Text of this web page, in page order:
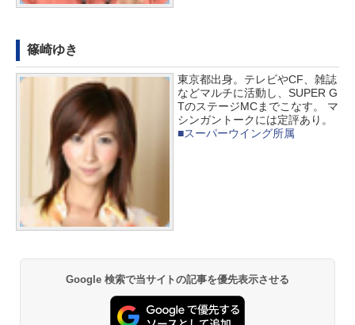
篠崎ゆき
東京都出身。テレビやCF、雑誌
などマルチに活動し、SUPER G
TのステージMCまでこなす。 マ
シンガントークには定評あり。
■スーパーウイング所属
Google 検索で当サイトの記事を優先表示させる